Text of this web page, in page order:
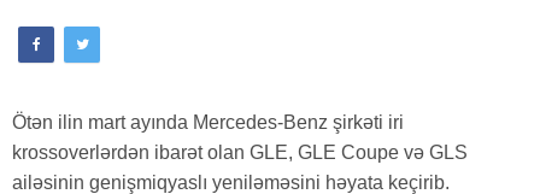
Ötən ilin mart ayında Mercedes-Benz şirkəti iri
krossoverlərdən ibarət olan GLE, GLE Coupe və GLS
ailəsinin genişmiqyaslı yeniləməsini həyata keçirib.